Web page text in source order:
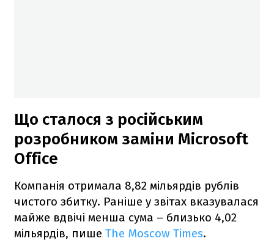
Що сталося з російським
розробником заміни Microsoft
Office
Компанія отримала 8,82 мільярдів рублів
чистого збитку. Раніше у звітах вказувалася
майже вдвічі менша сума – близько 4,02
мільярдів, пише The Moscow Times.